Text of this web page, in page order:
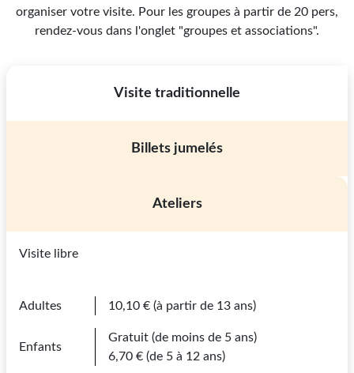
organiser votre visite. Pour les groupes à partir de 20 pers,
rendez-vous dans l'onglet "groupes et associations".
Visite traditionnelle
Visite libre
Adultes 10,10 € (à partir de 13 ans)
Enfants
Gratuit (de moins de 5 ans)
6,70 € (de 5 à 12 ans)
Billets jumelés
Ateliers